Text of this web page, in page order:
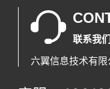
联系我们
六翼信息技术有限